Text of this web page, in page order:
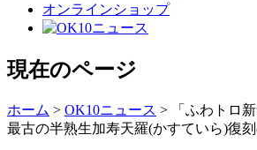
オンラインショップ
現在のページ
ホーム > OK10ニュース >
「ふわトロ
最古の半熟生加寿天羅(かすていら)復刻